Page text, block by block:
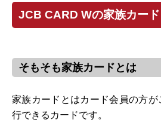
JCB CARD Wの家族カード
そもそも家族カードとは
家族カードとはカード会員の方
行できるカードです。